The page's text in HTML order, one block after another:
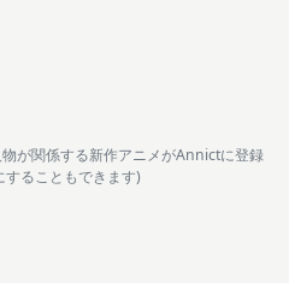
が関係する新作アニメがAnnictに登録
ることもできます)